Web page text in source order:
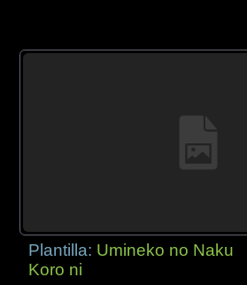
Plantilla: Umineko no Naku
Koro ni